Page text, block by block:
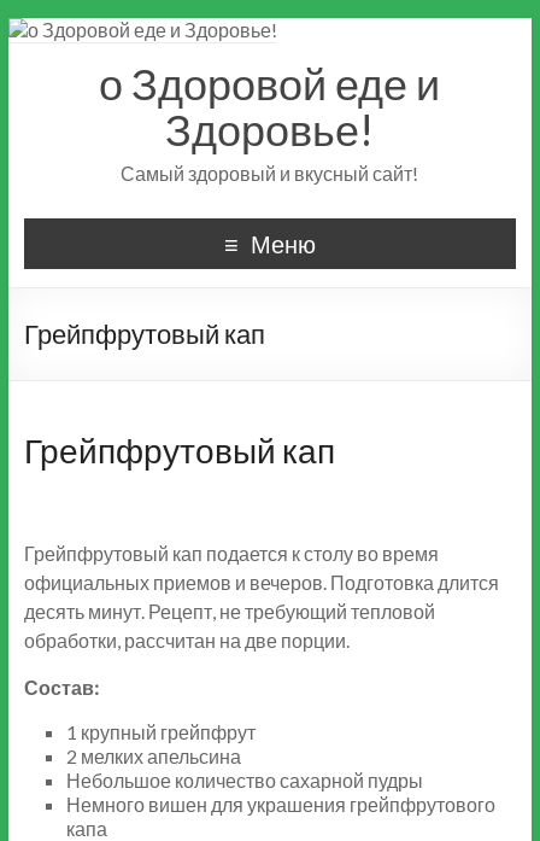
о Здоровой еде и
Здоровье!
Самый здоровый и вкусный сайт!
Меню
Грейпфрутовый кап
Грейпфрутовый кап
Грейпфрутовый кап подается к столу во время
официальных приемов и вечеров. Подготовка длится
десять минут. Рецепт, не требующий тепловой
обработки, рассчитан на две порции.
Состав:
1 крупный грейпфрут
2 мелких апельсина
Небольшое количество сахарной пудры
Немного вишен для украшения грейпфрутового
капа